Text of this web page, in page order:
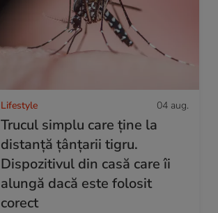
Lifestyle 04 aug.
Trucul simplu care ține la
distanță țânțarii tigru.
Dispozitivul din casă care îi
alungă dacă este folosit
corect